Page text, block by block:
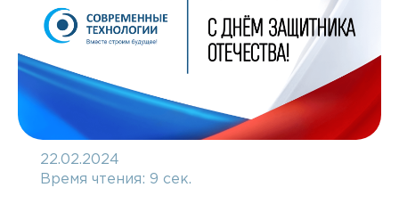
22.02.2024
Время чтения: 9 сек.